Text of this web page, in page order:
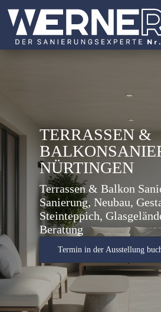
TERRASSEN &
NÜRTINGEN
Terrassen & Balkon
Sanierung, Neubau,
Steinteppich,
Beratung
Termin in der Ausstellung